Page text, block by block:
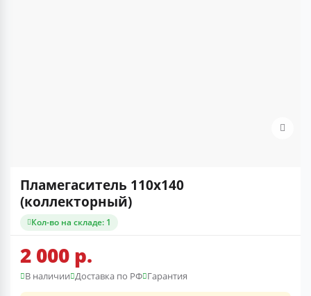
Пламегаситель 110x140
(коллекторный)
Кол-во на складе: 1
2 000 р.
В наличии Доставка по РФ Гарантия